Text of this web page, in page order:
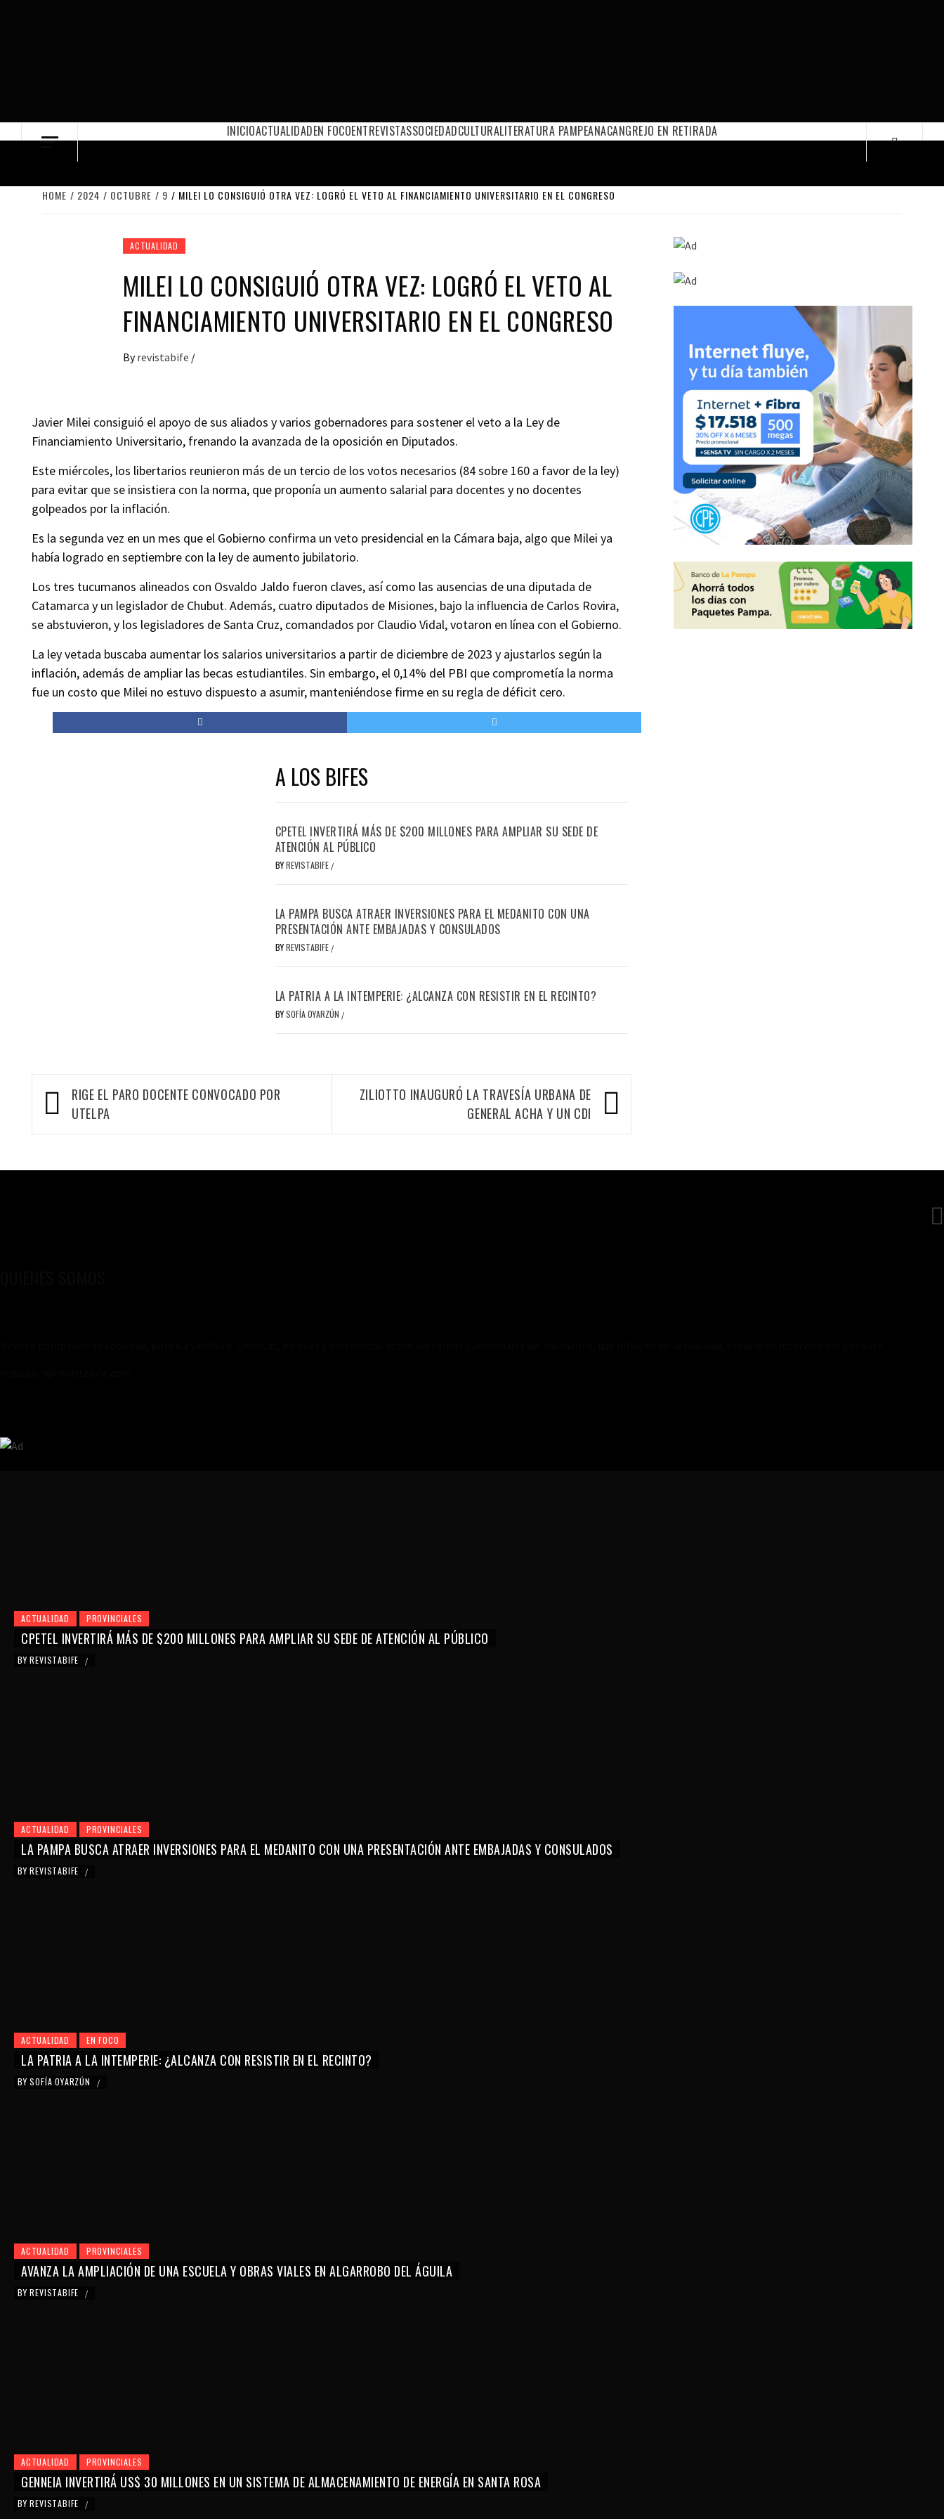
INICIOACTUALIDADEN FOCOENTREVISTASSOCIEDADCULTURALITERATURA PAMPEANACANGREJO EN RETIRADA
HOME 2024 OCTUBRE 9 MILEI LO CONSIGUIÓ OTRA VEZ: LOGRÓ EL VETO AL FINANCIAMIENTO UNIVERSITARIO EN EL CONGRESO
ACTUALIDAD
MILEI LO CONSIGUIÓ OTRA VEZ: LOGRÓ EL VETO AL
FINANCIAMIENTO UNIVERSITARIO EN EL CONGRESO
By revistabife /
Javier Milei consiguió el apoyo de sus aliados y varios gobernadores para sostener el veto a la Ley de
Financiamiento Universitario, frenando la avanzada de la oposición en Diputados.
Este miércoles, los libertarios reunieron más de un tercio de los votos necesarios (84 sobre 160 a favor de la ley)
para evitar que se insistiera con la norma, que proponía un aumento salarial para docentes y no docentes
golpeados por la inflación.
Es la segunda vez en un mes que el Gobierno confirma un veto presidencial en la Cámara baja, algo que Milei ya
había logrado en septiembre con la ley de aumento jubilatorio.
Los tres tucumanos alineados con Osvaldo Jaldo fueron claves, así como las ausencias de una diputada de
Catamarca y un legislador de Chubut. Además, cuatro diputados de Misiones, bajo la influencia de Carlos Rovira,
se abstuvieron, y los legisladores de Santa Cruz, comandados por Claudio Vidal, votaron en línea con el Gobierno.
La ley vetada buscaba aumentar los salarios universitarios a partir de diciembre de 2023 y ajustarlos según la
inflación, además de ampliar las becas estudiantiles. Sin embargo, el 0,14% del PBI que comprometía la norma
fue un costo que Milei no estuvo dispuesto a asumir, manteniéndose firme en su regla de déficit cero.
A LOS BIFES
CPETEL INVERTIRÁ MÁS DE $200 MILLONES PARA AMPLIAR SU SEDE DE
ATENCIÓN AL PÚBLICO
BY REVISTABIFE /
LA PAMPA BUSCA ATRAER INVERSIONES PARA EL MEDANITO CON UNA
PRESENTACIÓN ANTE EMBAJADAS Y CONSULADOS
BY REVISTABIFE /
LA PATRIA A LA INTEMPERIE: ¿ALCANZA CON RESISTIR EN EL RECINTO?
BY SOFÍA OYARZÚN /
Navegación
de
RIGE EL PARO DOCENTE CONVOCADO POR
UTELPA
ZILIOTTO INAUGURÓ LA TRAVESÍA URBANA DE
GENERAL ACHA Y UN CDI
ACTUALIDAD PROVINCIALES
CPETEL INVERTIRÁ MÁS DE $200 MILLONES PARA AMPLIAR SU SEDE DE ATENCIÓN AL PÚBLICO
BY REVISTABIFE /
ACTUALIDAD PROVINCIALES
LA PAMPA BUSCA ATRAER INVERSIONES PARA EL MEDANITO CON UNA PRESENTACIÓN ANTE EMBAJADAS Y CONSULADOS
BY REVISTABIFE /
ACTUALIDAD EN FOCO
LA PATRIA A LA INTEMPERIE: ¿ALCANZA CON RESISTIR EN EL RECINTO?
BY SOFÍA OYARZÚN /
ACTUALIDAD PROVINCIALES
AVANZA LA AMPLIACIÓN DE UNA ESCUELA Y OBRAS VIALES EN ALGARROBO DEL ÁGUILA
BY REVISTABIFE /
ACTUALIDAD PROVINCIALES
GENNEIA INVERTIRÁ US$ 30 MILLONES EN UN SISTEMA DE ALMACENAMIENTO DE ENERGÍA EN SANTA ROSA
BY REVISTABIFE /